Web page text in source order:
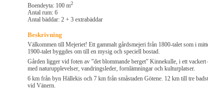
Boendeyta: 100 m2
Antal rum: 6
Antal bäddar: 2 + 3 extrabäddar
Beskrivning
Välkommen till Mejeriet! Ett gammalt gårdsmejeri från 1800-talet som i
1900-talet byggdes om till en mysig och speciell bostad.
Gården ligger vid foten av ”det blommande berget” Kinnekulle, i ett vackert
med naturupplevelser, vandringsleder, fornlämningar och kulturplatser.
6 km från byn Hällekis och 7 km från småstaden Götene. 12 km till tre
vid Vänern.